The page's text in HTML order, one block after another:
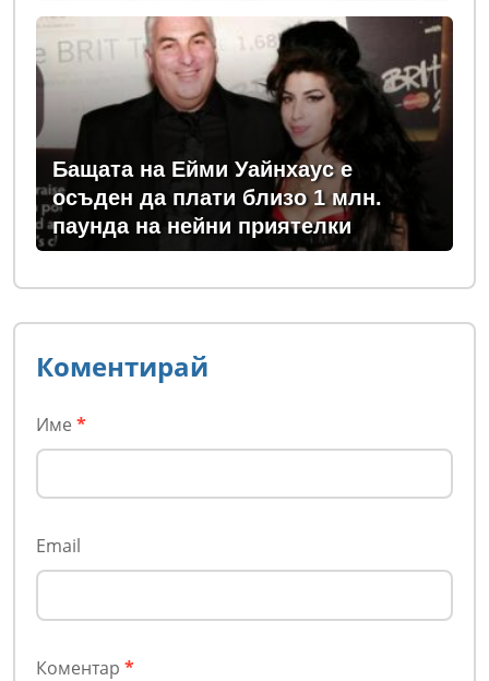
Бащата на Ейми Уайнхаус е
осъден да плати близо 1 млн.
паунда на нейни приятелки
Коментирай
Име *
Email
Коментар *